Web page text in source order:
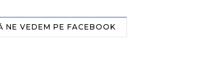
NE VEDEM PE FACEBOOK